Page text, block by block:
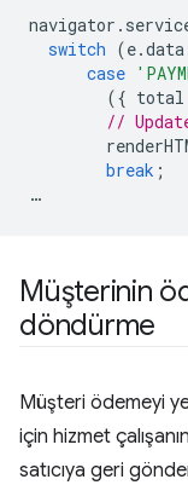
navigator .
switch (e.data
case
({ total
//
break ;
…
Müşterinin
döndürme
Müşteri ödemeyi
için hizmet
satıcıya geri